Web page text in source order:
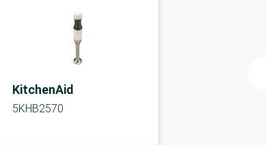
KitchenAid
5KHB2570